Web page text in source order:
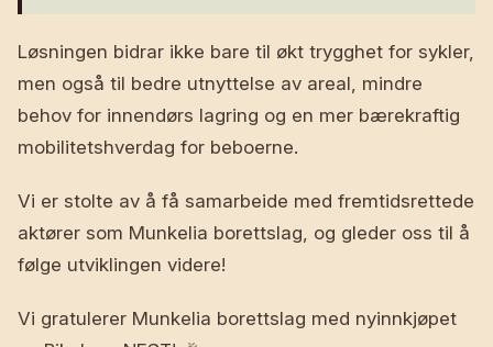
Løsningen bidrar ikke bare til økt trygghet for sykler,
men også til bedre utnyttelse av areal, mindre
behov for innendørs lagring og en mer bærekraftig
mobilitetshverdag for beboerne.
Vi er stolte av å få samarbeide med fremtidsrettede
aktører som Munkelia borettslag, og gleder oss til å
følge utviklingen videre!
Vi gratulerer Munkelia borettslag med nyinnkjøpet